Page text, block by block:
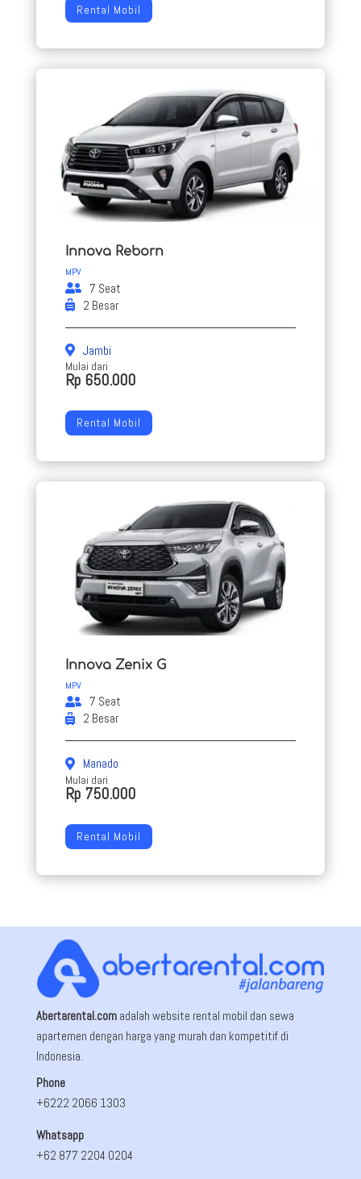
Rental Mobil
Innova Reborn
MPV
7 Seat
2 Besar
Jambi
Mulai dari
Rp 650.000
Rental Mobil
Innova Zenix G
MPV
7 Seat
2 Besar
Manado
Mulai dari
Rp 750.000
Rental Mobil
Abertarental.comadalah website rental mobil dan sewa
apartemen dengan harga yang murah dan kompetitif di
Indonesia.
Phone
+6222 2066 1303
Whatsapp
+62 877 2204 0204